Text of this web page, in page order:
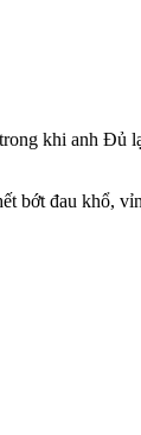
khi anh Đủ
bớt đau khổ,